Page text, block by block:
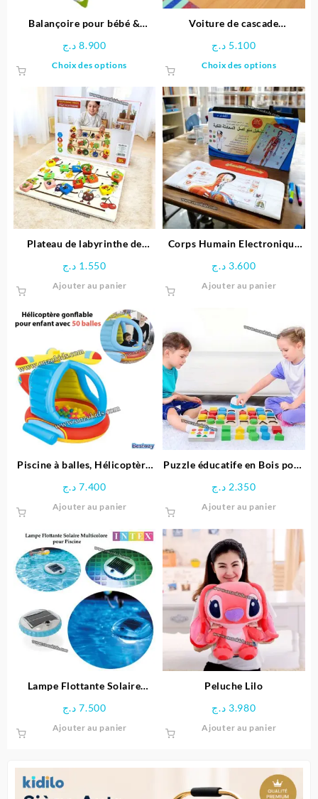
Balançoire pour bébé &
8.900 د.ج
Choix des options
plusieurs
variations.
Les
options
peuvent
être
choisies
sur
la
page
Voiture de cascade
5.100 د.ج
Choix des options
a
Les
options
être
choisies
sur
la
page
Plateau de labyrinthe de
Space Boy
1.550 د.ج
Ajouter au panier
Corps Humain Electronique
3.600 د.ج
Ajouter au panier
Piscine à balles, Hélicoptère
balles – Bestway
7.400 د.ج
Ajouter au panier
Puzzle éducatife en Bois pour
2.350 د.ج
Ajouter au panier
Lampe Flottante Solaire
Intex
7.500 د.ج
Ajouter au panier
Peluche Lilo
3.980 د.ج
Ajouter au panier